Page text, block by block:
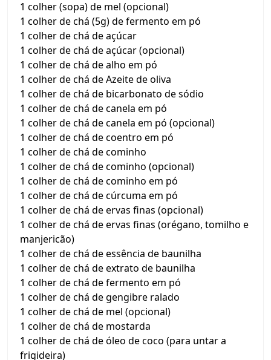
1 colher (sopa) de mel (opcional)
1 colher de chá (5g) de fermento em pó
1 colher de chá de açúcar
1 colher de chá de açúcar (opcional)
1 colher de chá de alho em pó
1 colher de chá de Azeite de oliva
1 colher de chá de bicarbonato de sódio
1 colher de chá de canela em pó
1 colher de chá de canela em pó (opcional)
1 colher de chá de coentro em pó
1 colher de chá de cominho
1 colher de chá de cominho (opcional)
1 colher de chá de cominho em pó
1 colher de chá de cúrcuma em pó
1 colher de chá de ervas finas (opcional)
1 colher de chá de ervas finas (orégano, tomilho e
manjericão)
1 colher de chá de essência de baunilha
1 colher de chá de extrato de baunilha
1 colher de chá de fermento em pó
1 colher de chá de gengibre ralado
1 colher de chá de mel (opcional)
1 colher de chá de mostarda
1 colher de chá de óleo de coco (para untar a
frigideira)